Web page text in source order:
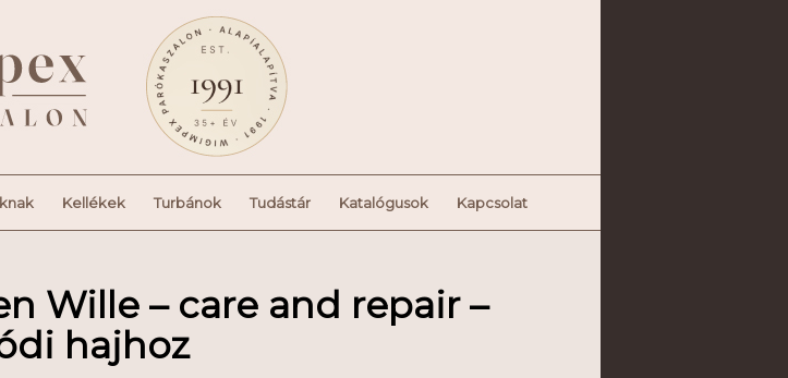
Kellékek Turbánok Tudástár Katalógusok Kapcsolat
Wille – care and repair –
hajhoz